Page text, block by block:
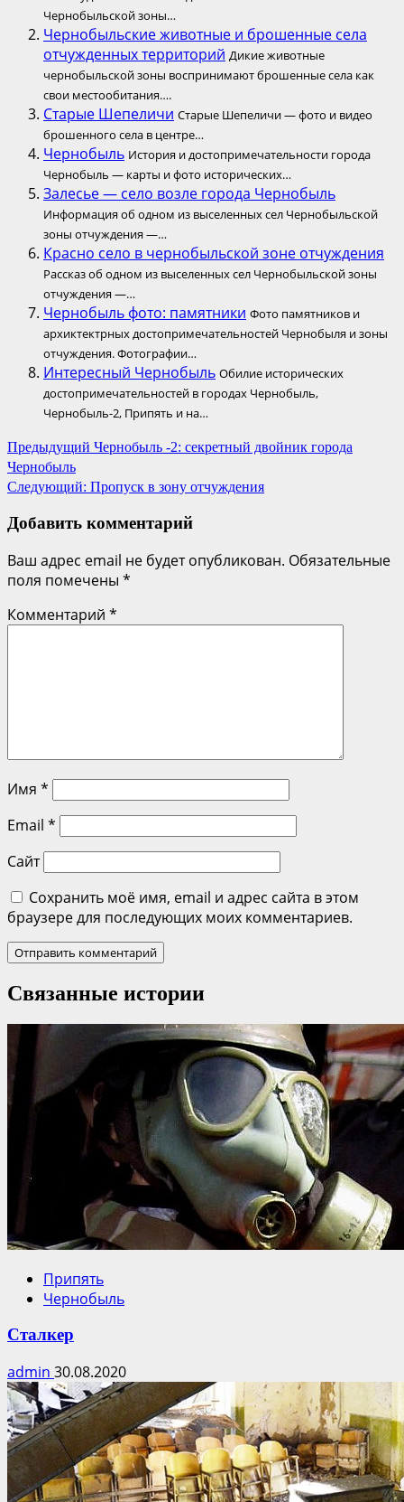
Чернобыльской зоны…
Чернобыльские животные и брошенные села
отчужденных территорий Дикие животные
чернобыльской зоны воспринимают брошенные села как
свои местообитания….
Старые Шепеличи Старые Шепеличи — фото и видео
брошенного села в центре…
Чернобыль История и достопримечательности города
Чернобыль — карты и фото исторических…
Залесье — село возле города Чернобыль
Информация об одном из выселенных сел Чернобыльской
зоны отчуждения —…
Красно село в чернобыльской зоне отчуждения
Рассказ об одном из выселенных сел Чернобыльской зоны
отчуждения —…
Чернобыль фото: памятники Фото памятников и
архиктектрных достопримечательностей Чернобыля и зоны
отчуждения. Фотографии…
Интересный Чернобыль Обилие исторических
достопримечательностей в городах Чернобыль,
Чернобыль-2, Припять и на…
Навигация
по
записям
Предыдущий Чернобыль -2: секретный двойник города
Чернобыль
Следующий: Пропуск в зону отчуждения
Добавить комментарий
Ваш адрес email не будет опубликован. Обязательные
поля помечены *
Комментарий *
Имя *
Email *
Сайт
Сохранить моё имя, email и адрес сайта в этом
браузере для последующих моих комментариев.
Связанные истории
Припять
Чернобыль
Сталкер
admin 30.08.2020